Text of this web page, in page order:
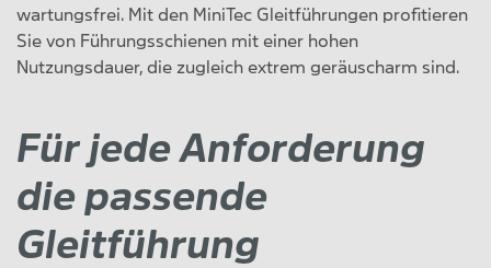
wartungsfrei. Mit den MiniTec Gleitführungen profitieren
Sie von Führungsschienen mit einer hohen
Nutzungsdauer, die zugleich extrem geräuscharm sind.
Für jede Anforderung
die passende
Gleitführung